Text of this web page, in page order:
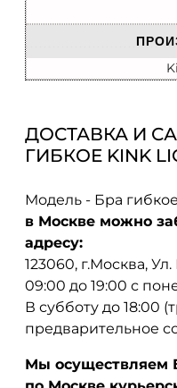
ДОСТАВКА И
ГИБКОЕ KINK
Модель - Бра
в Москве можно
адресу:
123060, г.Москва,
09:00 до 19:00 с
В субботу до 18:00
предварительное
Мы осуществляем